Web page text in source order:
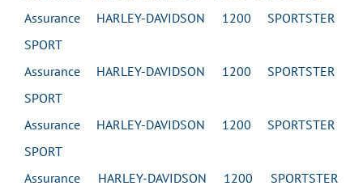
Assurance HARLEY-DAVIDSON 1200 SPORTSTER
SPORT
Assurance HARLEY-DAVIDSON 1200 SPORTSTER
SPORT
Assurance HARLEY-DAVIDSON 1200 SPORTSTER
SPORT
Assurance HARLEY-DAVIDSON 1200 SPORTSTER